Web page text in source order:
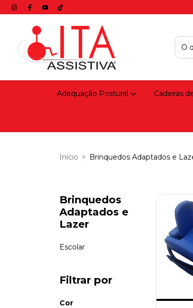
Adequação Postural Cadeiras
Início > Brinquedos Adaptados e
Brinquedos
Adaptados e
Lazer
Escolar
Filtrar por
Cor